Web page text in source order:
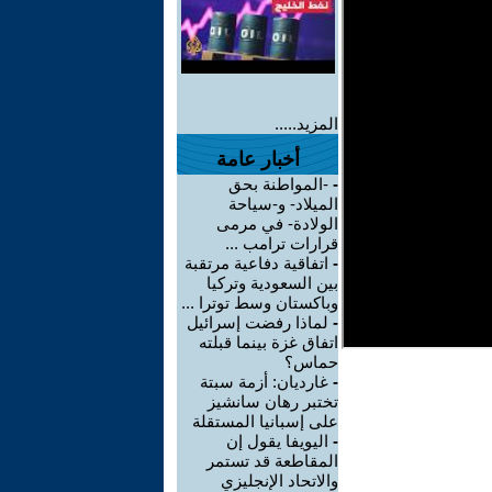
المزيد.....
أخبار عامة
- -المواطنة بحق
الميلاد- و-سياحة
الولادة- في مرمى
قرارات ترامب ...
- اتفاقية دفاعية مرتقبة
بين السعودية وتركيا
وباكستان وسط توترا ...
- لماذا رفضت إسرائيل
اتفاق غزة بينما قبلته
حماس؟
- غارديان: أزمة سبتة
تختبر رهان سانشيز
على إسبانيا المستقلة
- اليويفا يقول إن
المقاطعة قد تستمر
والاتحاد الإنجليزي